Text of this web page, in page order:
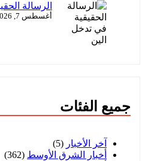
الرسالة
أغسطس 7, 2026
جميع الفئات
آخر الأخبار (5)
أخبار الشرق الأوسط (362)